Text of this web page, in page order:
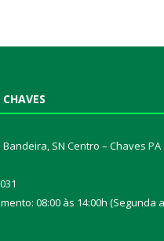
Bandeira, SN Centro – Chaves PA
08:00 às 14:00h (Segunda a